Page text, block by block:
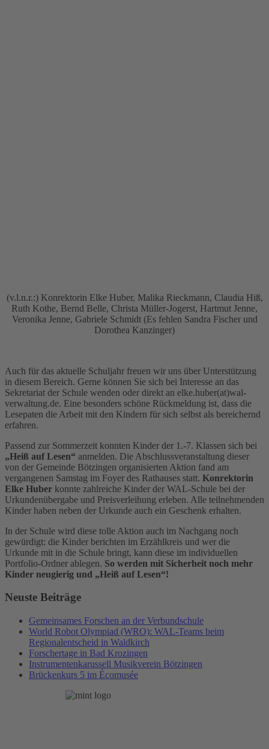
(v.l.n.r.:) Konrektorin Elke Huber, Malika Rieckmann, Claudia Hiß,
Ruth Kothe, Bernd Belle, Christa Müller-Jogerst, Hartmut Jenne,
Veronika Jenne, Gabriele Schmidt (Es fehlen Sandra Fischer und
Dorothea Kanzinger)
Auch für das aktuelle Schuljahr freuen wir uns über Unterstützung
in diesem Bereich. Gerne können Sie sich bei Interesse an das
Sekretariat der Schule wenden oder direkt an elke.huber(at)wal-
verwaltung.de. Eine besonders schöne Rückmeldung ist, dass die
Lesepaten die Arbeit mit den Kindern für sich selbst als bereichernd
erfahren.
Passend zur Sommerzeit konnten Kinder der 1.-7. Klassen sich bei
„Heiß auf Lesen“ anmelden. Die Abschlussveranstaltung dieser
von der Gemeinde Bötzingen organisierten Aktion fand am
vergangenen Samstag im Foyer des Rathauses statt. Konrektorin
Elke Huber konnte zahlreiche Kinder der WAL-Schule bei der
Urkundenübergabe und Preisverleihung erleben. Alle teilnehmenden
Kinder haben neben der Urkunde auch ein Geschenk erhalten.
In der Schule wird diese tolle Aktion auch im Nachgang noch
gewürdigt: die Kinder berichten im Erzählkreis und wer die
Urkunde mit in die Schule bringt, kann diese im individuellen
Portfolio-Ordner ablegen. So werden mit Sicherheit noch mehr
Kinder neugierig und „Heiß auf Lesen“!
Neuste Beiträge
Gemeinsames Forschen an der Verbundschule
World Robot Olympiad (WRO): WAL-Teams beim
Regionalentscheid in Waldkirch
Forschertage in Bad Krozingen
Instrumentenkarussell Musikverein Bötzingen
Brückenkurs 5 im Écomusée